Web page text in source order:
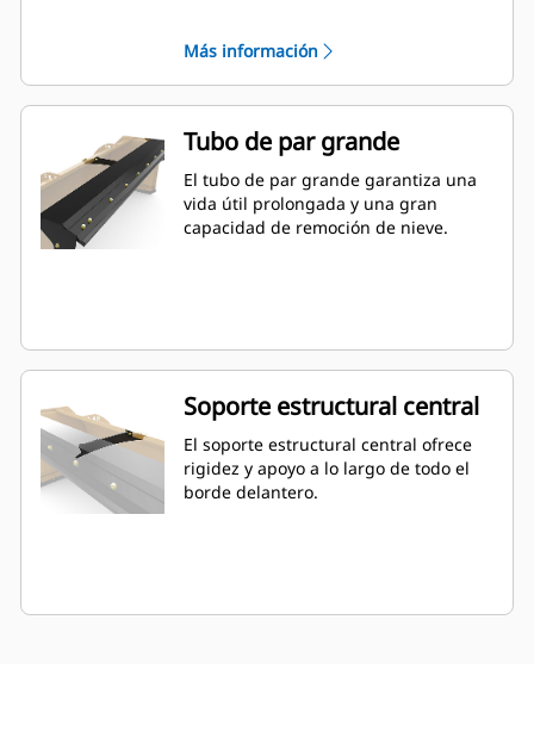
compactos.
Más información
Tubo de par grande
El tubo de par grande garantiza una
vida útil prolongada y una gran
capacidad de remoción de nieve.
Soporte estructural central
El soporte estructural central ofrece
rigidez y apoyo a lo largo de todo el
borde delantero.